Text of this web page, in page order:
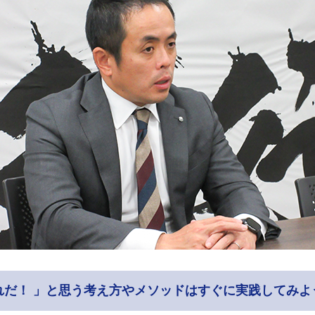
だ！ 」と思う考え方やメソッドはすぐに実践してみよ